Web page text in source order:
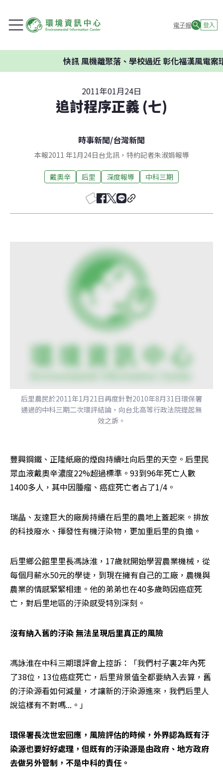
電子報 登入
快訊風機離聚落、學校過近 彰化福漢風電案環委
2011年01月24日
追討程序正義 (七)
時事新聞/台灣新聞
本報2011 年1月24日台北訊，特約記者朱淑娟報導
戴奧辛 后里 深度報導 中科三期
后里農民於2011年1月21日再度針對2010年8月31日環保署
通過的中科三期二次環評結論，向台北高等行政法院提起無
效之訴。
豐興鋼鐵、正隆紙廠的煙囪持續吐向后里的天空。后里民
眾血液戴奧辛濃度22%超過標準。93到96年死亡人數
1400多人，其中因腫瘤、癌症死亡者占了1/4。
瑞晶、友達巨大的廠房持續在后里的農地上蓋起來。排放
的科技廢水、揮發性有機汙染物，更加重后里的負擔。
后里鄉公館里里長馮詠淮，17歲就開始學習農業機械，從
每個月薪水50元的學徒，到現在擁有自己的工廠，農機與
農業的情感緊緊相連。他的弟弟也在40多歲時因癌症死
亡，對后里地區的汙染感受特別深刻。
沒有納入舊的汙染 無法呈現后里真正的風險
馮詠淮在中科三期環評會上控訴：「我們村子裏2年內死
了38位，13位癌症死亡，后里背景值全都要納入去算，舊
的汙染源看如何減量，才讓新的汙染源進來，我們后里人
說這樣有不對嗎...。」
環保署長沈世宏回應，風險評估的時候，外界認為既有汙
染源也要好好處理，但既有的汙染源是由政府、地方政府
去做另外管制，不是中科的責任。